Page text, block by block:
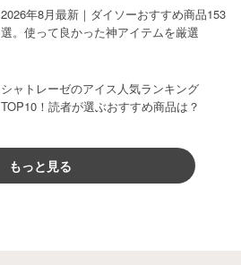
2026年8月最新｜ダイソーおすすめ商品153
選。使って良かった神アイテムを厳選
シャトレーゼのアイス人気ランキング
TOP10！読者が選ぶおすすめ商品は？
もっと見る